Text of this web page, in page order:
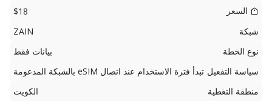
السعر
$18
شبكة
ZAIN
نوع الخطة
بيانات فقط
سياسة التفعيل تبدأ فترة الاستخدام عند اتصال eSIM بالشبكة المدعومة
منطقة التغطية
الكويت